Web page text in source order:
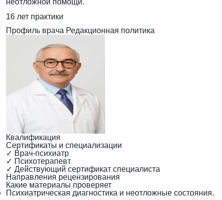
неотложной помощи.
16 лет практики
Профиль врача Редакционная политика
Квалификация
Сертификаты и специализации
✓ Врач-психиатр
✓ Психотерапевт
✓ Действующий сертификат специалиста
Направления рецензирования
Какие материалы проверяет
Психиатрическая диагностика и неотложные состояния.